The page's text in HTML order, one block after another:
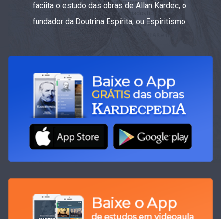
faciita o estudo das obras de Allan Kardec, o
fundador da Doutrina Espírita, ou Espiritismo.